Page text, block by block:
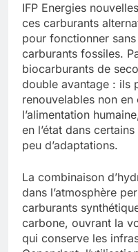
IFP Energies
ces carburants
pour fonctionner
carburants fossiles.
biocarburants de
double avantage : ils
renouvelables non
l’alimentation
en l’état dans
peu d’adaptations.
La combinaison
dans l’atmosphère
carburants
carbone, ouvrant la
qui conserve les